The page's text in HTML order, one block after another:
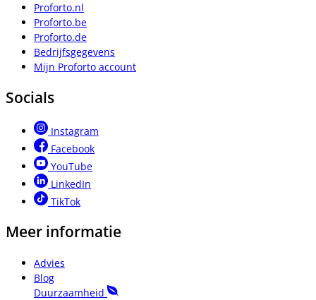
Proforto.nl
Proforto.be
Proforto.de
Bedrijfsgegevens
Mijn Proforto account
Socials
Instagram
Facebook
YouTube
LinkedIn
TikTok
Meer informatie
Advies
Blog
Duurzaamheid